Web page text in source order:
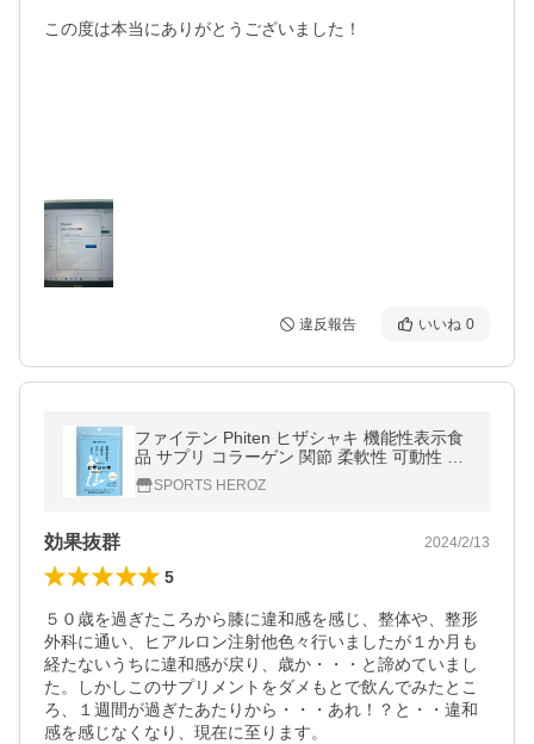
この度は本当にありがとうございました！
違反報告 いいね 0
ファイテン Phiten ヒザシャキ 機能性表示食
品 サプリ コラーゲン 関節 柔軟性 可動性 軟
骨 非変性2型コラーゲン 健康食品 GS57900
0
SPORTS HEROZ
効果抜群 2024/2/13
5
５０歳を過ぎたころから膝に違和感を感じ、整体や、整形
外科に通い、ヒアルロン注射他色々行いましたが１か月も
経たないうちに違和感が戻り、歳か・・・と諦めていまし
た。しかしこのサプリメントをダメもとで飲んでみたとこ
ろ、１週間が過ぎたあたりから・・・あれ！？と・・違和
感を感じなくなり、現在に至ります。